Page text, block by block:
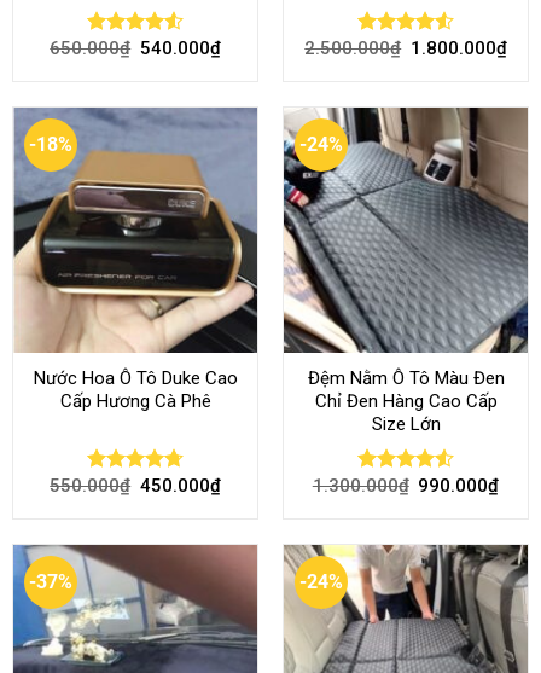
Rated4.51
650.000₫ 540.000₫ Rated 4.51
2.500.000₫ 1.800.000₫
-18%
Nước Hoa Ô Tô Duke Cao
Cấp Hương Cà Phê
Rated4.70
550.000₫ 450.000₫
-24%
Đệm Nằm Ô Tô Màu Đen
Chỉ Đen Hàng Cao Cấp
Size Lớn
Rated 4.54
1.300.000₫ 990.000₫
-37% -24%